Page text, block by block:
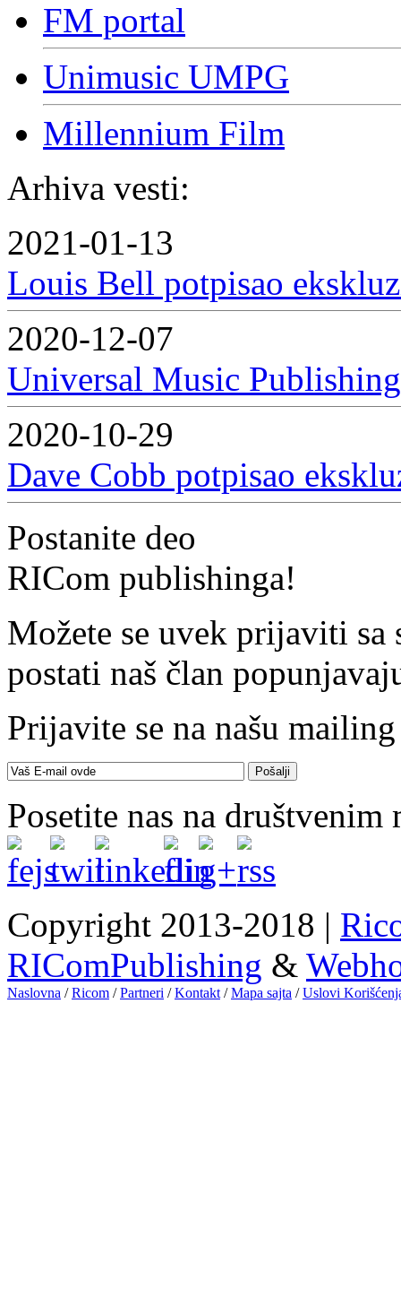
FM portal
Unimusic UMPG
Millennium Film
Arhiva vesti:
2021-01-13
Louis Bell potpisao
2020-12-07
Universal Music
2020-10-29
Dave Cobb potpisao
Postanite deo
RICom publishinga!
Možete se uvek prijaviti
postati naš član
Prijavite se na našu
Posetite nas na društvenim
Copyright 2013-2018 |
RIComPublishing &
Naslovna /Ricom /Partneri /Kontakt /Mapa sajta /Uslovi